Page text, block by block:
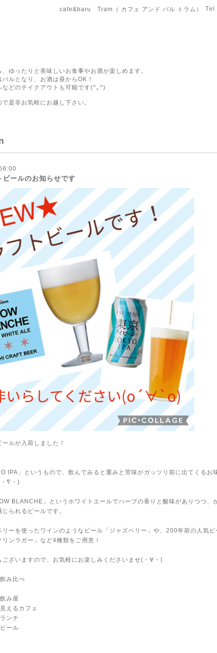
cafe&baru Tram（ カフェ アンド バル トラム） Tel
ゆったりと美味しいお食事やお酒が楽しめます。
ルとなり、お酒は昼からOK！
などのテイクアウトも可能です(^｡^)
是非お気軽にお越し下さい。
ビールのお知らせです
ルが入荷しました！
IPA」というもので、飲んでみると重みと苦味がガッツリ前に出てくるお
∇・)
BLANCHE」というホワイトエールでハーブの香りと酸味がありつつ、
られるビールです。
リーを使ったワインのようなビール「ジャズベリー」や、200年前の人気
リンラガー」など4種類をご用意！
ございますので、お気軽にお楽しみくださいませ(・∀・)
み比べ
み屋
えるカフェ
ンチ
ール